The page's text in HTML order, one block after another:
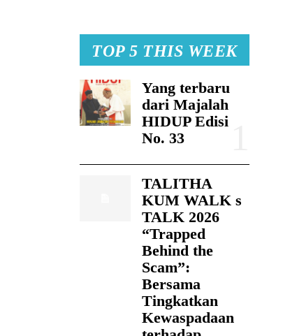
TOP 5 THIS WEEK
Yang terbaru
dari Majalah
HIDUP Edisi
No. 33
TALITHA
KUM WALK s
TALK 2026
“Trapped
Behind the
Scam”:
Bersama
Tingkatkan
Kewaspadaan